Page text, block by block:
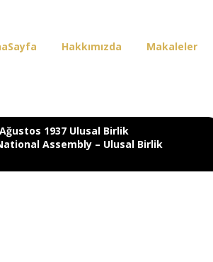
Hakkımızda Makaleler
1937 Ulusal Birlik
Assembly – Ulusal Birlik